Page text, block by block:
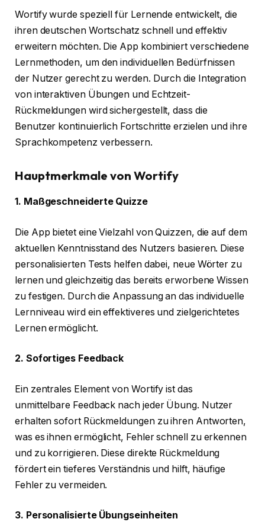
Wortify wurde speziell für Lernende entwickelt, die
ihren deutschen Wortschatz schnell und effektiv
erweitern möchten. Die App kombiniert verschiedene
Lernmethoden, um den individuellen Bedürfnissen
der Nutzer gerecht zu werden. Durch die Integration
von interaktiven Übungen und Echtzeit-
Rückmeldungen wird sichergestellt, dass die
Benutzer kontinuierlich Fortschritte erzielen und ihre
Sprachkompetenz verbessern.
Hauptmerkmale von Wortify
1. Maßgeschneiderte Quizze
Die App bietet eine Vielzahl von Quizzen, die auf dem
aktuellen Kenntnisstand des Nutzers basieren. Diese
personalisierten Tests helfen dabei, neue Wörter zu
lernen und gleichzeitig das bereits erworbene Wissen
zu festigen. Durch die Anpassung an das individuelle
Lernniveau wird ein effektiveres und zielgerichtetes
Lernen ermöglicht.
2. Sofortiges Feedback
Ein zentrales Element von Wortify ist das
unmittelbare Feedback nach jeder Übung. Nutzer
erhalten sofort Rückmeldungen zu ihren Antworten,
was es ihnen ermöglicht, Fehler schnell zu erkennen
und zu korrigieren. Diese direkte Rückmeldung
fördert ein tieferes Verständnis und hilft, häufige
Fehler zu vermeiden.
3. Personalisierte Übungseinheiten